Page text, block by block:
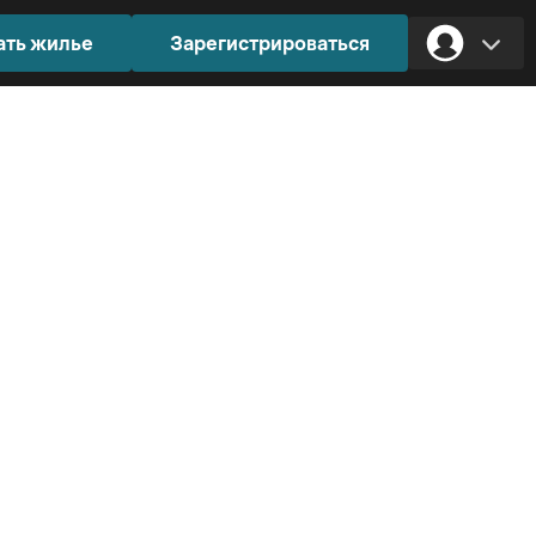
жилье Зарегистрироваться